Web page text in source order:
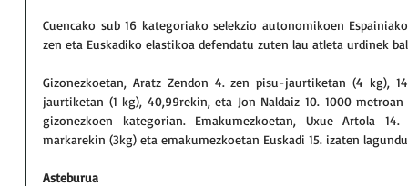
Cuencako sub 16 kategoriako selekzio autonomikoen
zen eta Euskadiko elastikoa defendatu zuten lau atleta urdinek
Gizonezkoetan, Aratz Zendon 4. zen pisu-jaurtiketan (4 kg),
jaurtiketan (1 kg), 40,99rekin, eta Jon Naldaiz 10. 1000 metroan
gizonezkoen kategorian. Emakumezkoetan, Uxue Artola
markarekin (3kg) eta emakumezkoetan Euskadi 15. izaten
Asteburua